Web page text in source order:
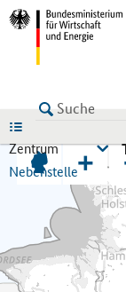
Zentrum
Nebenstelle+